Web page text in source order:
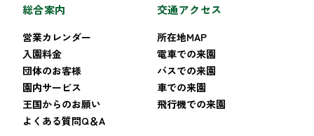
総合案内
営業カレンダー
入園料金
団体のお客様
園内サービス
王国からのお願い
よくある質問Q＆A
交通アクセス
所在地MAP
電車での来園
バスでの来園
車での来園
飛行機での来園